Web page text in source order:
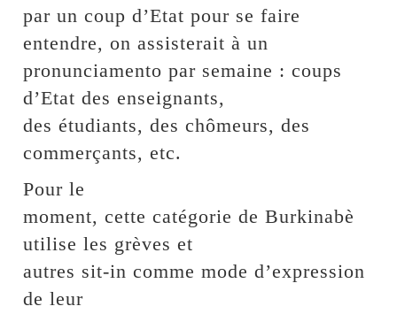
par un coup d’Etat pour se faire
entendre, on assisterait à un
pronunciamento par semaine : coups
d’Etat des enseignants,
des étudiants, des chômeurs, des
commerçants, etc.
Pour le
moment, cette catégorie de Burkinabè
utilise les grèves et
autres sit-in comme mode d’expression
de leur